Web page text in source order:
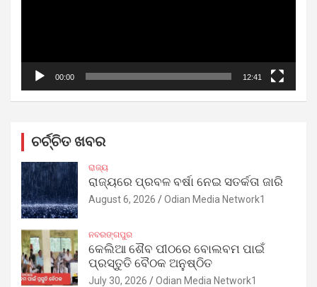
00:00 12:41
ଚର୍ଚ୍ଚିତ ଖବର
ରାଜ୍ୟ
ରାଜ୍ୟରେ ପ୍ରବଳ ବର୍ଷା ନେଇ ସତର୍କତା ଜାରି
August 6, 2026 Odian Media Network1
ନବରଙ୍ଗପୁର
କେଲିଆ ଶୈବ ପୀଠରେ ବୋଲବମ ପାଇଁ
ପ୍ରସ୍ତୁତି ବୈଠକ ଅନୁଷ୍ଠିତ
July 30, 2026 Odian Media Network1